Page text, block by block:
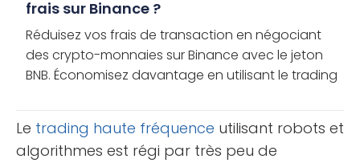
frais sur Binance ?
Réduisez vos frais de transaction en négociant
des crypto-monnaies sur Binance avec le jeton
BNB. Économisez davantage en utilisant le trading
Le trading haute fréquence utilisant robots et
algorithmes est régi par très peu de